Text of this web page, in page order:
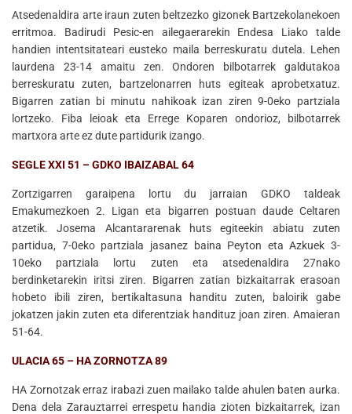
Atsedenaldira arte iraun zuten beltzezko gizonek Bartzekolanekoen
erritmoa. Badirudi Pesic-en ailegaerarekin Endesa Liako talde
handien intentsitateari eusteko maila berreskuratu dutela. Lehen
laurdena 23-14 amaitu zen. Ondoren bilbotarrek galdutakoa
berreskuratu zuten, bartzelonarren huts egiteak aprobetxatuz.
Bigarren zatian bi minutu nahikoak izan ziren 9-0eko partziala
lortzeko. Fiba leioak eta Errege Koparen ondorioz, bilbotarrek
martxora arte ez dute partidurik izango.
SEGLE XXI 51 – GDKO IBAIZABAL 64
Zortzigarren garaipena lortu du jarraian GDKO taldeak
Emakumezkoen 2. Ligan eta bigarren postuan daude Celtaren
atzetik. Josema Alcantararenak huts egiteekin abiatu zuten
partidua, 7-0eko partziala jasanez baina Peyton eta Azkuek 3-
10eko partziala lortu zuten eta atsedenaldira 27nako
berdinketarekin iritsi ziren. Bigarren zatian bizkaitarrak erasoan
hobeto ibili ziren, bertikaltasuna handitu zuten, baloirik gabe
jokatzen jakin zuten eta diferentziak handituz joan ziren. Amaieran
51-64.
ULACIA 65 – HA ZORNOTZA 89
HA Zornotzak erraz irabazi zuen mailako talde ahulen baten aurka.
Dena dela Zarauztarrei errespetu handia zioten bizkaitarrek, izan